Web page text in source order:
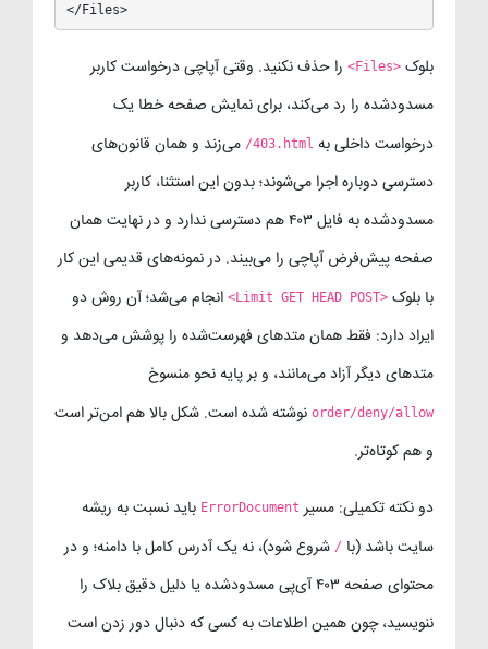
</Files>
بلوک <Files> را حذف نکنید. وقتی آپاچی درخواست کاربر
مسدودشده را رد می‌کند، برای نمایش صفحه خطا یک
درخواست داخلی به /403.html می‌زند و همان قانون‌های
دسترسی دوباره اجرا می‌شوند؛ بدون این استثنا، کاربر
مسدودشده به فایل ۴۰۳ هم دسترسی ندارد و در نهایت همان
صفحه پیش‌فرض آپاچی را می‌بیند. در نمونه‌های قدیمی این کار
با بلوک <Limit GET HEAD POST> انجام می‌شد؛ آن روش دو
ایراد دارد: فقط همان متدهای فهرست‌شده را پوشش می‌دهد و
متدهای دیگر آزاد می‌مانند، و بر پایه نحو منسوخ
order/deny/allow نوشته شده است. شکل بالا هم امن‌تر است
و هم کوتاه‌تر.
دو نکته تکمیلی: مسیر ErrorDocument باید نسبت به ریشه
سایت باشد (با / شروع شود)، نه یک آدرس کامل با دامنه؛ و در
محتوای صفحه ۴۰۳ آی‌پی مسدودشده یا دلیل دقیق بلاک را
ننویسید، چون همین اطلاعات به کسی که دنبال دور زدن است